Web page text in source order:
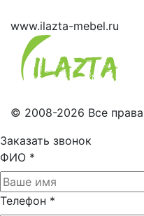
www.ilazta-mebel.ru
© 2008-2026 Все
Заказать звонок
ФИО *
Телефон *